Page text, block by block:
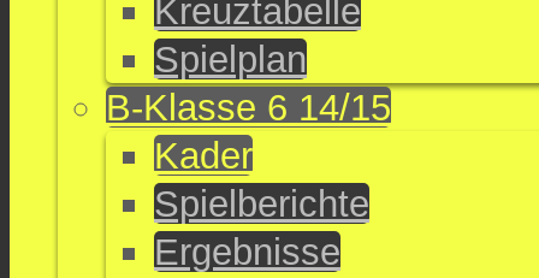
Kreuztabelle
Spielplan
B-Klasse 6 14/15
Kader
Spielberichte
Ergebnisse